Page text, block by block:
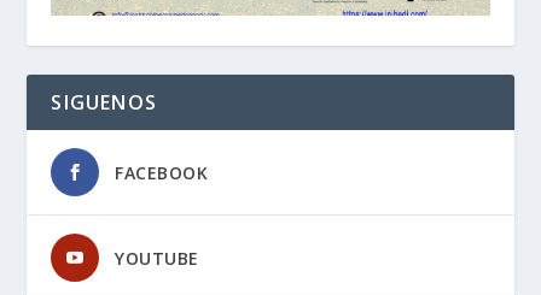
SIGUENOS
FACEBOOK
YOUTUBE